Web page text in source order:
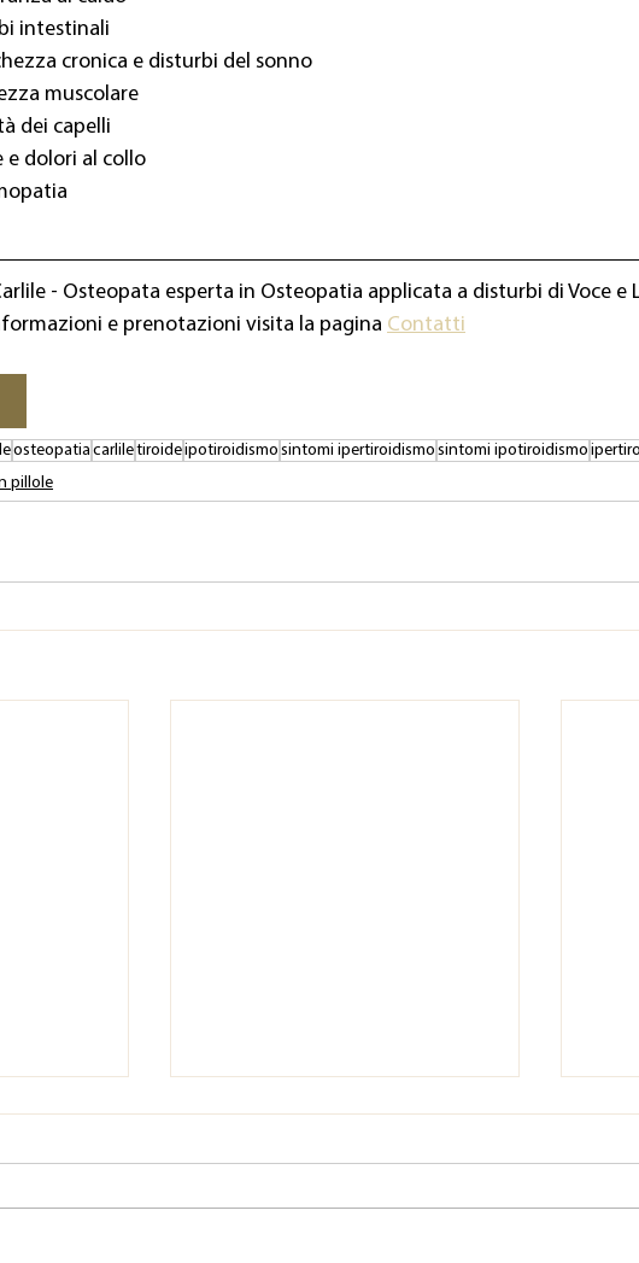
intestinali
cronica e disturbi del sonno
muscolare
dei capelli
e dolori al collo
- Osteopata esperta in Osteopatia applicata a disturbi di Voce e
e prenotazioni visita la pagina Contatti
osteopatia carliletiroideipotiroidismo sintomi ipertiroidismo sintomi ipotiroidismo
pillole